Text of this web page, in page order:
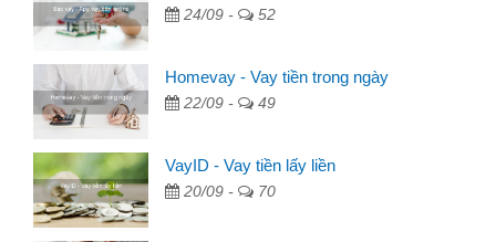
24/09 - 52
Homevay - Vay tiền trong ngày
22/09 - 49
VayID - Vay tiền lấy liền
20/09 - 70